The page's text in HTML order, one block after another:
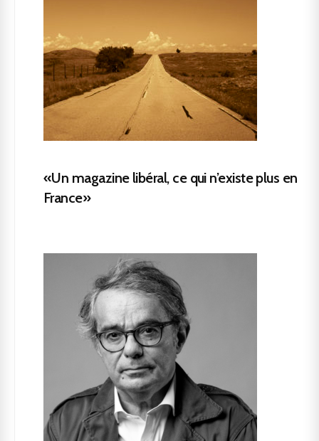
«Un magazine libéral, ce qui n’existe plus en
France»